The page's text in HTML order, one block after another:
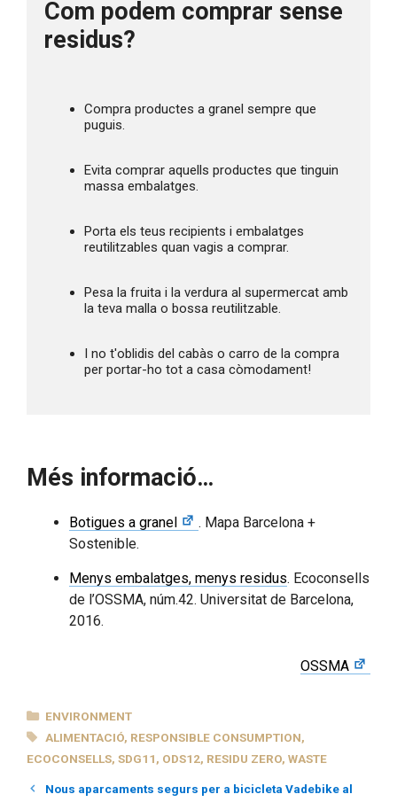
Com podem comprar sense
residus?
Compra productes a granel sempre que
puguis.
Evita comprar aquells productes que tinguin
massa embalatges.
Porta els teus recipients i embalatges
reutilitzables quan vagis a comprar.
Pesa la fruita i la verdura al supermercat amb
la teva malla o bossa reutilitzable.
I no t'oblidis del cabàs o carro de la compra
per portar-ho tot a casa còmodament!
Més informació…
Botigues a granel
. Mapa Barcelona +
Sostenible.
Menys embalatges, menys residus. Ecoconsells
de l’OSSMA, núm.42. Universitat de Barcelona,
2016.
OSSMA
CATEGORIES
ENVIRONMENT
TAGS
ALIMENTACIÓ, RESPONSIBLE CONSUMPTION,
ECOCONSELLS, SDG11, ODS12, RESIDU ZERO, WASTE
Nous aparcaments segurs per a bicicleta Vadebike al